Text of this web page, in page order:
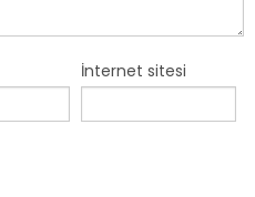
İnternet sitesi